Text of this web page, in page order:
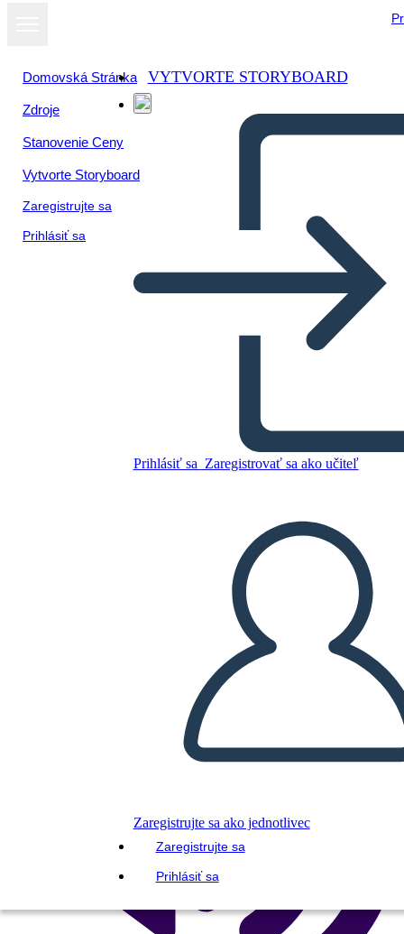
Domovská Stránka
Zdroje
Stanovenie Ceny
Vytvorte Storyboard
Zaregistrujte sa
Prihlásiť sa
VYTVORTE STORYBOARD
Prihlásiť sa Zaregistrovať sa ako učiteľ
Zaregistrujte sa ako jednotlivec
Zaregistrujte sa
Prihlásiť sa
Plantilla de Comparación de
Potencia
Skopírujte tento Storyboard
VYTVORIŤ STORYBOARD
PREHRAŤ PREZENTÁCIU
ČÍTAJ MI